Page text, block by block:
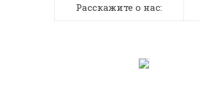
Расскажите о нас: